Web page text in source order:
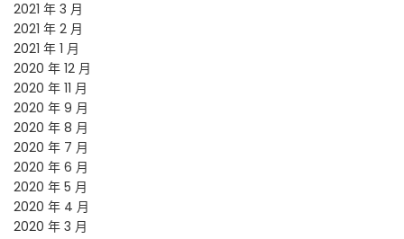
2021 年 3 月
2021 年 2 月
2021 年 1 月
2020 年 12 月
2020 年 11 月
2020 年 9 月
2020 年 8 月
2020 年 7 月
2020 年 6 月
2020 年 5 月
2020 年 4 月
2020 年 3 月